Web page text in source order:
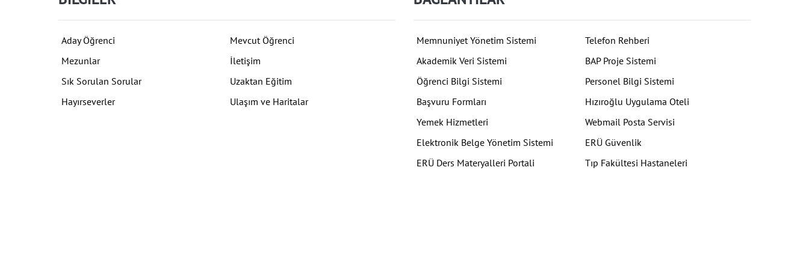
Aday Öğrenci
Mevcut Öğrenci
Mezunlar
İletişim
Sık Sorulan Sorular
Uzaktan Eğitim
Hayırseverler
Ulaşım ve Haritalar
Memnuniyet Yönetim Sistemi
Telefon Rehberi
Akademik Veri Sistemi
BAP Proje Sistemi
Öğrenci Bilgi Sistemi
Personel Bilgi Sistemi
Başvuru Formları
Hızıroğlu Uygulama Oteli
Yemek Hizmetleri
Webmail Posta Servisi
Elektronik Belge Yönetim Sistemi
ERÜ Güvenlik
ERÜ Ders Materyalleri Portali
Tıp Fakültesi Hastaneleri